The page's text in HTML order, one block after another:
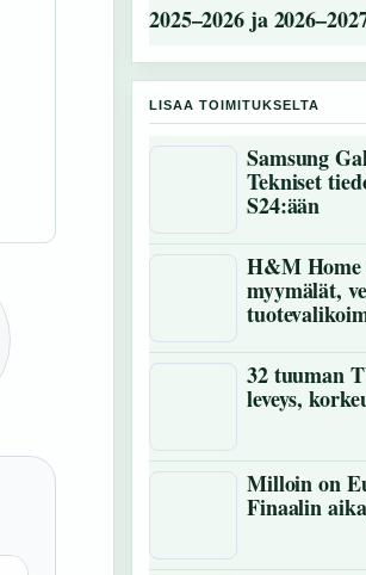
2025–2026 ja
LISAA TOIMITUKSELTA
Samsung
Tekniset
S24:ään
H&M
myymälät,
32 tuuman
leveys,
Milloin on
Finaalin